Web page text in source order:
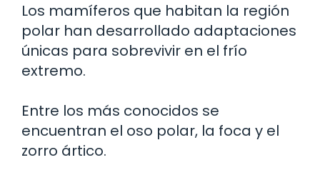
Los mamíferos que habitan la región
polar han desarrollado adaptaciones
únicas para sobrevivir en el frío
extremo.
Entre los más conocidos se
encuentran el oso polar, la foca y el
zorro ártico.